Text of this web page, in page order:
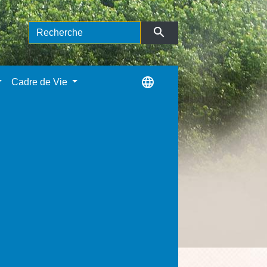
search
Cadre de Vie language